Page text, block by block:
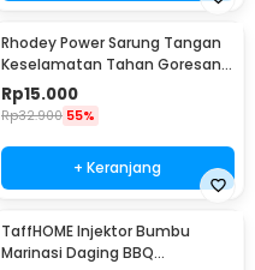
Rhodey Power Sarung Tangan
Keselamatan Tahan Goresan
Pisau - EN388
Rp15.000
Rp32.900 55%
+ Keranjang
TaffHOME Injektor Bumbu
Marinasi Daging BBQ